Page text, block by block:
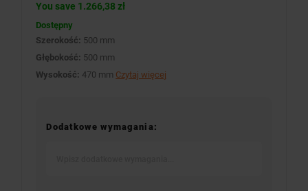
You save 1.266,38 zł
Dostępny
Szerokość: 500 mm
Głębokość: 500 mm
Wysokość: 470 mm Czytaj więcej
Dodatkowe wymagania: